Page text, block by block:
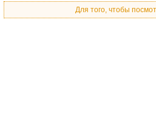
Для того, чтобы